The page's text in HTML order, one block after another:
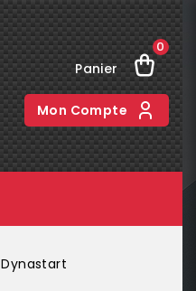
Panier
0
Mon Compte
Dynastart